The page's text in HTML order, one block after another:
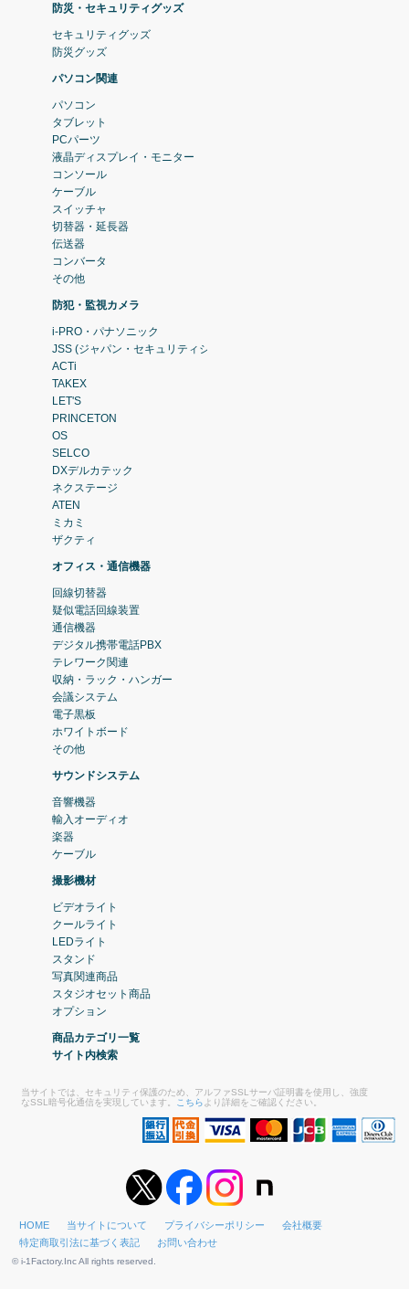
防災・セキュリティグッズ
セキュリティグッズ
防災グッズ
パソコン関連
パソコン
タブレット
PCパーツ
液晶ディスプレイ・モニター
コンソール
ケーブル
スイッチャ
切替器・延長器
伝送器
コンバータ
その他
防犯・監視カメラ
i-PRO・パナソニック
JSS (ジャパン・セキュリティシステム)
ACTi
TAKEX
LET'S
PRINCETON
OS
SELCO
DXデルカテック
ネクステージ
ATEN
ミカミ
ザクティ
オフィス・通信機器
回線切替器
疑似電話回線装置
通信機器
デジタル携帯電話PBX
テレワーク関連
収納・ラック・ハンガー
会議システム
電子黒板
ホワイトボード
その他
サウンドシステム
音響機器
輸入オーディオ
楽器
ケーブル
撮影機材
ビデオライト
クールライト
LEDライト
スタンド
写真関連商品
スタジオセット商品
オプション
商品カテゴリ一覧
サイト内検索
当サイトでは、セキュリティ保護のため、アルファSSLサーバ証明書を使用し、強度
なSSL暗号化通信を実現しています。
こちら より詳細をご確認ください。
HOME 当サイトについて プライバシーポリシー
会社概要
特定商取引法に基づく表記
お問い合わせ
© i-1Factory.Inc All rights reserved.